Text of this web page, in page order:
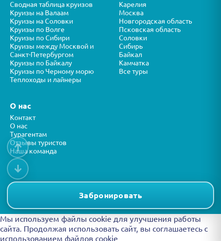
Забронировать
Сводная таблица круизов
Круизы на Валаам
Круизы на Соловки
Круизы по Волге
Круизы по Сибири
Круизы между Москвой и
Санкт-Петербургом
Круизы по Байкалу
Круизы по Черному морю
Теплоходы и лайнеры
Карелия
Москва
Новгородская область
Псковская область
Соловки
Сибирь
Байкал
Камчатка
Все туры
О нас
Контакт
О нас
Турагентам
Отзывы туристов
Наша команда
Представленная на сайте информация носит справочный характер и
не является публичной офертой.
↑
↓
Мы используем файлы cookie для улучшения работы
сайта. Продолжая использовать сайт, вы соглашаетесь с
использованием файлов cookie